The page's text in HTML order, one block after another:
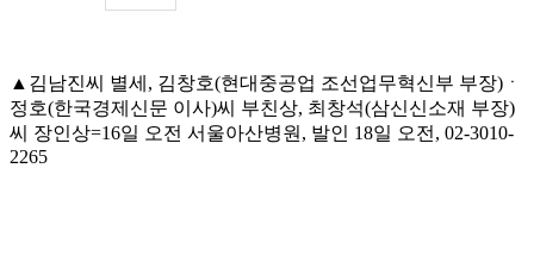
▲김남진씨 별세, 김창호(현대중공업 조선업무혁신부 부장)ㆍ
정호(한국경제신문 이사)씨 부친상, 최창석(삼신신소재 부장)
씨 장인상=16일 오전 서울아산병원, 발인 18일 오전, 02-3010-
2265